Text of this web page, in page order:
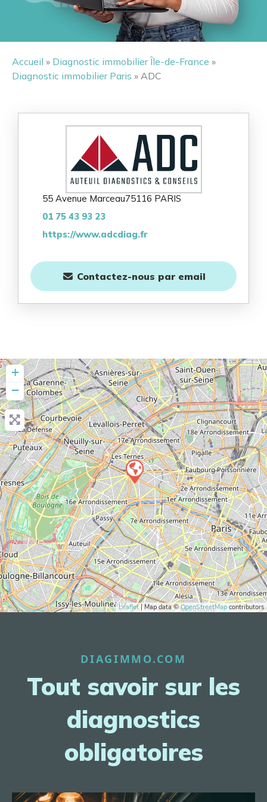
Accueil » Diagnostic immobilier Île-de-France »
Diagnostic immobilier Paris » ADC
55 Avenue Marceau75116 PARIS
01 75 43 93 23
https://www.adcdiag.fr
Contactez-nous par email
+
−
Leaflet| Map data ©OpenStreetMap contributors
DIAGIMMO.COM
Tout savoir sur les
diagnostics
obligatoires